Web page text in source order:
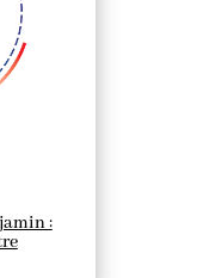
: